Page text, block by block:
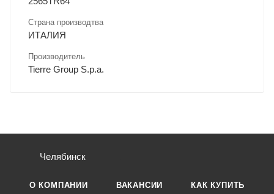
Страна производтва
ИТАЛИЯ
Производитель
Tierre Group S.p.a.
Челябинск
О КОМПАНИИ ВАКАНСИИ КАК КУПИТЬ